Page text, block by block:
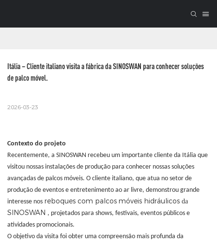
Itália – Cliente italiano visita a fábrica da SINOSWAN para conhecer soluções
de palco móvel.
2026-03-23
Contexto do projeto
Recentemente, a SINOSWAN recebeu um importante cliente da Itália que
visitou nossas instalações de produção para conhecer nossas soluções
avançadas de palcos móveis. O cliente italiano, que atua no setor de
produção de eventos e entretenimento ao ar livre, demonstrou grande
interesse nos reboques com palcos móveis hidráulicos da
SINOSWAN , projetados para shows, festivais, eventos públicos e
atividades promocionais.
O objetivo da visita foi obter uma compreensão mais profunda da